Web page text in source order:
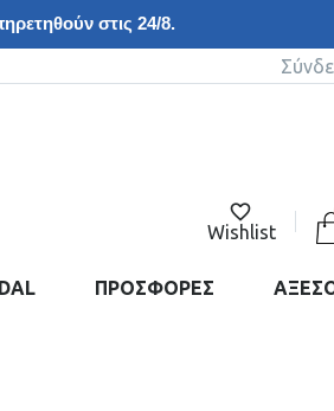
στις 24/8.
Wishlist
ΠΡΟΣΦΟΡΕΣ